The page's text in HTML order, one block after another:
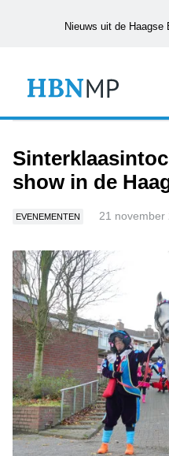
Nieuws uit de Haagse
show in de
EVENEMENTEN 21 november